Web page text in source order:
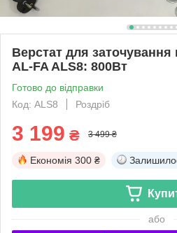
Верстат для
AL-FA ALS8: 800Вт
Готово до відправки
Код: ALS8
Роздріб
3 199 ₴ 3 499 ₴
Економія 300 ₴
або